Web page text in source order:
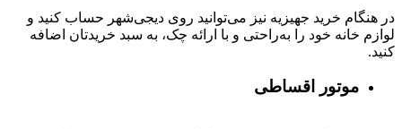
در هنگام خرید جهیزیه نیز می‌توانید روی دیجی‌شهر حساب کنید و
لوازم خانه خود را به‌راحتی و با ارائه چک، به سبد خریدتان اضافه
کنید.
موتور اقساطی